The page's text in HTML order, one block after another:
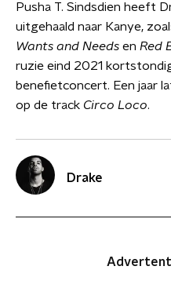
Pusha T. Sindsdien heeft
uitgehaald naar Kanye,
Wants and Needs en Red
ruzie eind 2021
benefietconcert. Een jaar
op de track Circo Loco.
Drake